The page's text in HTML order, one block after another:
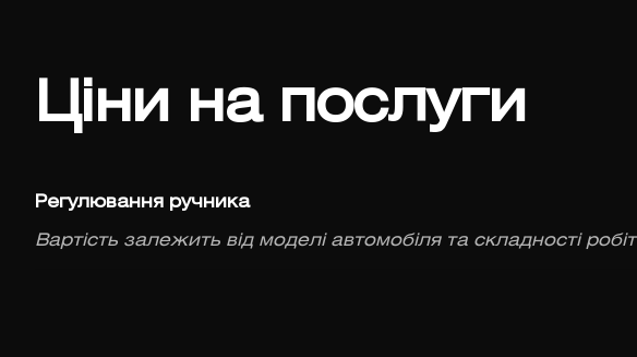
Ціни на послуги
Регулювання ручника
Вартість залежить від моделі автомобіля та складності робіт